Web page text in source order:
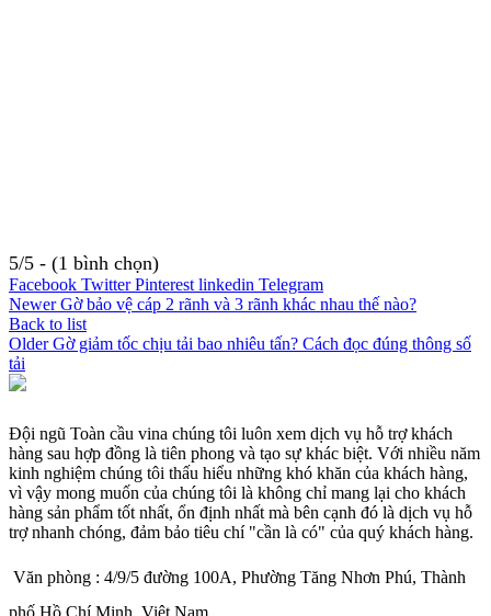
5/5 - (1 bình chọn)
Facebook Twitter Pinterest linkedin Telegram
Newer Gờ bảo vệ cáp 2 rãnh và 3 rãnh khác nhau thế nào?
Back to list
Older Gờ giảm tốc chịu tải bao nhiêu tấn? Cách đọc đúng thông số
tải
Đội ngũ Toàn cầu vina chúng tôi luôn xem dịch vụ hỗ trợ khách
hàng sau hợp đồng là tiên phong và tạo sự khác biệt. Với nhiều năm
kinh nghiệm chúng tôi thấu hiểu những khó khăn của khách hàng,
vì vậy mong muốn của chúng tôi là không chỉ mang lại cho khách
hàng sản phẩm tốt nhất, ổn định nhất mà bên cạnh đó là dịch vụ hỗ
trợ nhanh chóng, đảm bảo tiêu chí "cần là có" của quý khách hàng.
Văn phòng : 4/9/5 đường 100A, Phường Tăng Nhơn Phú, Thành